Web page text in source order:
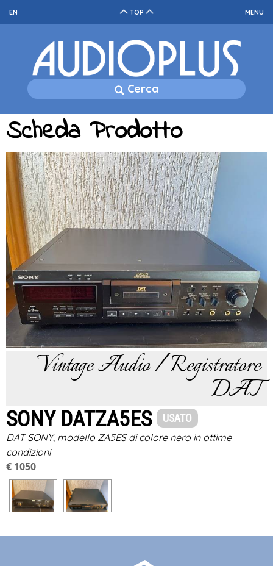
TOP MENU
EN
Cerca
Scheda Prodotto
Vintage Audio / Registratore
DAT
SONY DATZA5ES USATO
DAT SONY, modello ZA5ES di colore nero in ottime
condizioni
€ 1050